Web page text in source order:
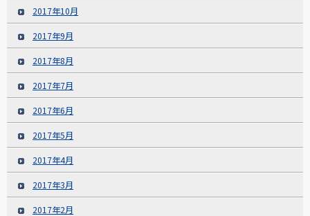
2017年10月
2017年9月
2017年8月
2017年7月
2017年6月
2017年5月
2017年4月
2017年3月
2017年2月